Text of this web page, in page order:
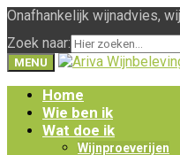
Onafhankelijk wijnadvies,
Zoek naar:
MENU
Home
Wie ben ik
Wat doe ik
Wijnproeverijen